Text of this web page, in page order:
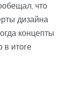
что
дизайна
концепты
в итоге